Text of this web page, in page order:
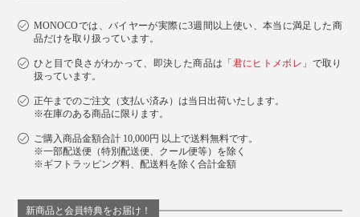
MONOCOでは、バイヤーが実際に3週間以上使い、本当に満足した商
品だけを取り扱っています。
ひと目で良さがわかって、即決した商品は「君にヒトメボレ 」で取り
扱っています。
正午までのご注文（支払い済み）は当日出荷いたします。
※在庫のある商品に限ります。
ご購入商品金額合計 10,000円 以上で送料無料です。
※一部配送便（特別配送便、クール便等）を除く
※ギフトラッピング料、配送料を除く合計金額
新商品と会員特典をお届け！